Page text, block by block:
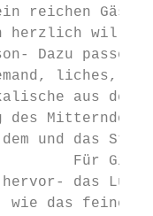
reichen
herzlich
Dazu
liches,
aus dem
und das
Für Gitti war
das
wie das